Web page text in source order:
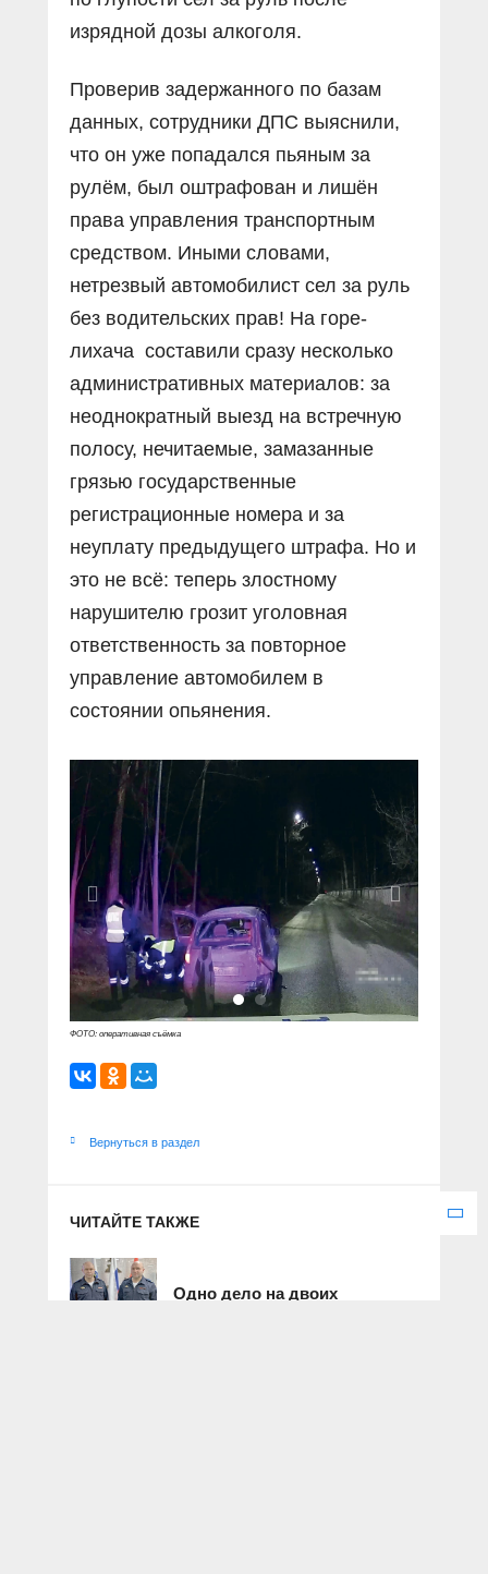
изрядной дозы алкоголя.
Проверив задержанного по базам
данных, сотрудники ДПС выяснили,
что он уже попадался пьяным за
рулëм, был оштрафован и лишëн
права управления транспортным
средством. Иными словами,
нетрезвый автомобилист сел за руль
без водительских прав! На горе-
лихача составили сразу несколько
административных материалов: за
неоднократный выезд на встречную
полосу, нечитаемые, замазанные
грязью государственные
регистрационные номера и за
неуплату предыдущего штрафа. Но и
это не всё: теперь злостному
нарушителю грозит уголовная
ответственность за повторное
управление автомобилем в
состоянии опьянения.
ФОТО: оперативная съёмка
Вернуться в раздел
ЧИТАЙТЕ ТАКЖЕ
Одно дело на двоих